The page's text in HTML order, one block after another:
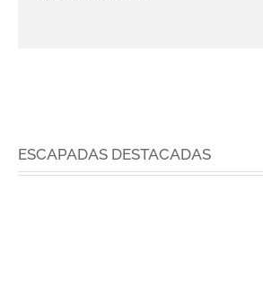
ESCAPADAS DESTACADAS